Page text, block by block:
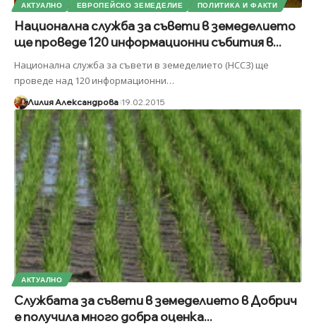
АКТУАЛНО ЕВРОПЕЙСКО ЗЕМЕДЕЛИЕ ПОЛИТИКА И ФАКТИ
Национална служба за съвети в земеделието
ще проведе 120 информационни събития в...
Национална служба за съвети в земеделието (НССЗ) ще
проведе над 120 информационни…
Лилия Александрова 19.02.2015
АКТУАЛНО
Службата за съвети в земеделието в Добрич
е получила много добра оценка...